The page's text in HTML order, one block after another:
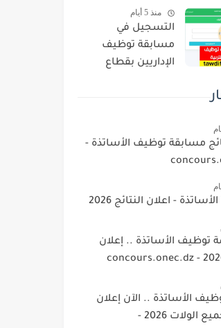
منذ 5 أيام
التسجيل في
مسابقة توظيف
الإداريين بقطاع
مسابقة توظيف الأساتذة -
- اعلان النتائج 2026
توظيف الأساتذة .. إعلان
الأساتذة .. الآن إعلان
النتائج جميع الولات 2026 -